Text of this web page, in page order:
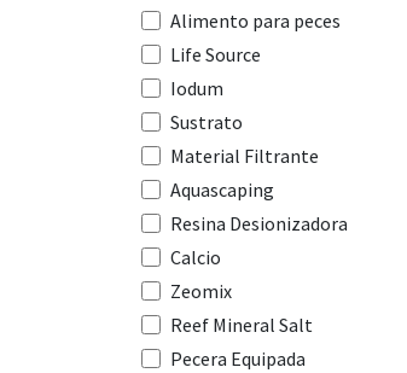
Alimento para peces
Life Source
Iodum
Sustrato
Material Filtrante
Aquascaping
Resina Desionizadora
Calcio
Zeomix
Reef Mineral Salt
Pecera Equipada